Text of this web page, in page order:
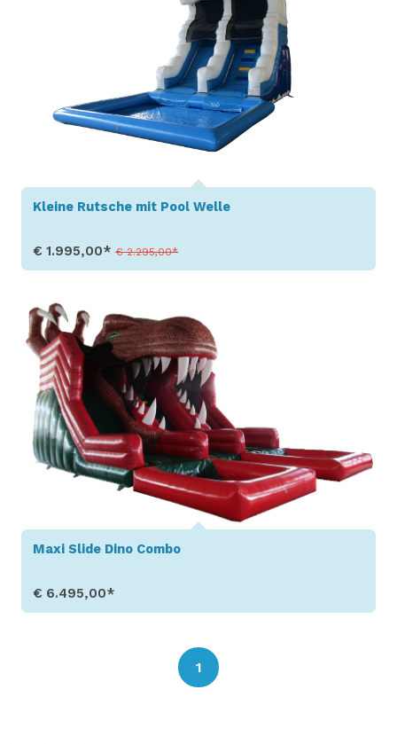
Kleine Rutsche mit Pool Welle
€ 1.995,00*€ 2.295,00*
Maxi Slide Dino Combo
€ 6.495,00*
Produkt aufrufen
1